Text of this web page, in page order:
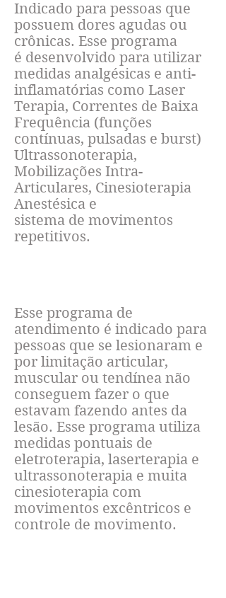
Indicado para pessoas que
possuem dores agudas ou
crônicas. Esse programa
é desenvolvido para utilizar
medidas analgésicas e anti-
inflamatórias como Laser
Terapia, Correntes de Baixa
Frequência (funções
contínuas, pulsadas e burst)
Ultrassonoterapia,
Mobilizações Intra-
Articulares, Cinesioterapia
Anestésica e
sistema de movimentos
repetitivos.
Esse programa de
atendimento é indicado para
pessoas que se lesionaram e
por limitação articular,
muscular ou tendínea não
conseguem fazer o que
estavam fazendo antes da
lesão. Esse programa utiliza
medidas pontuais de
eletroterapia, laserterapia e
ultrassonoterapia e muita
cinesioterapia com
movimentos excêntricos e
controle de movimento.